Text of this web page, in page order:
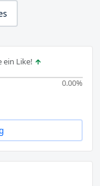
ein Like!
0.00%